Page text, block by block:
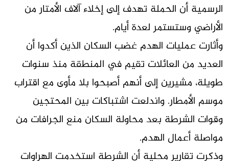
الرسمية أن الحملة تهدف إلى إخلاء آلاف الأمتار من
الأراضي وستستمر لعدة أيام.
وأثارت عمليات الهدم غضب السكان الذين أكدوا أن
العديد من العائلات تقيم في المنطقة منذ سنوات
طويلة، مشيرين إلى أنهم أصبحوا بلا مأوى مع اقتراب
موسم الأمطار. واندلعت اشتباكات بين المحتجين
وقوات الشرطة بعد محاولة السكان منع الجرافات من
مواصلة أعمال الهدم.
وذكرت تقارير محلية أن الشرطة استخدمت الهراوات